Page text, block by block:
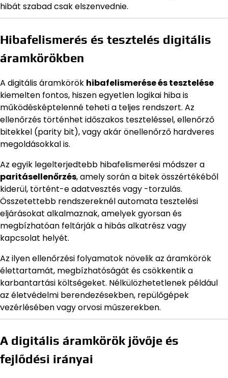
hibát szabad csak elszenvednie.
Hibafelismerés és tesztelés digitális
áramkörökben
A digitális áramkörök hibafelismerése és tesztelése
kiemelten fontos, hiszen egyetlen logikai hiba is
működésképtelenné teheti a teljes rendszert. Az
ellenőrzés történhet időszakos teszteléssel, ellenőrző
bitekkel (parity bit), vagy akár önellenőrző hardveres
megoldásokkal is.
Az egyik legelterjedtebb hibafelismerési módszer a
paritásellenőrzés, amely során a bitek összértékéből
kiderül, történt-e adatvesztés vagy -torzulás.
Összetettebb rendszereknél automata tesztelési
eljárásokat alkalmaznak, amelyek gyorsan és
megbízhatóan feltárják a hibás alkatrész vagy
kapcsolat helyét.
Az ilyen ellenőrzési folyamatok növelik az áramkörök
élettartamát, megbízhatóságát és csökkentik a
karbantartási költségeket. Nélkülözhetetlenek például
az életvédelmi berendezésekben, repülőgépek
vezérlésében vagy orvosi műszerekben.
A digitális áramkörök jövője és
fejlődési irányai